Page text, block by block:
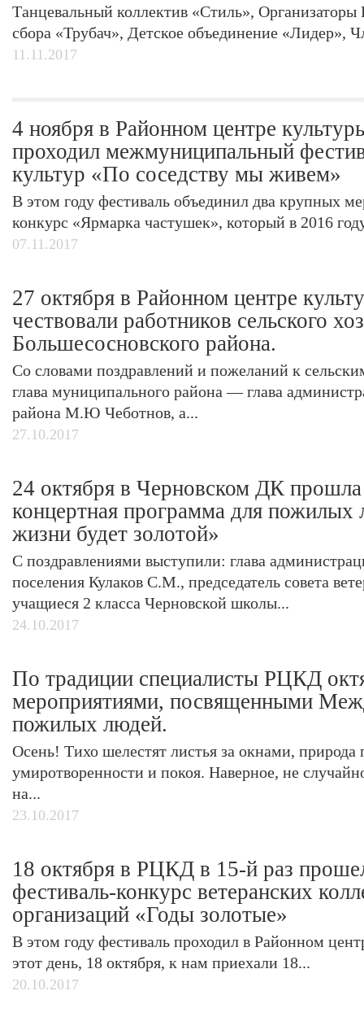
Танцевальный коллектив «Стиль»,
сбора «Трубач», Детское объединение «Лидер»,
11.11.2017
4 ноября в Районном центре
проходил межмуниципальный
культур «По соседству мы живем»
В этом году фестиваль объединил два крупных
конкурс «Ярмарка частушек», который в 2016
07.11.2017
27 октября в Районном центре
чествовали работников сельского
Большесосновского района.
Со словами поздравлений и пожеланий к
глава муниципального района — глава
района М.Ю Чеботнов, а...
27.10.2017
24 октября в Черновском ДК прошла
концертная программа для пожилых
жизни будет золотой»
С поздравлениями выступили: глава
поселения Кулаков С.М., председатель совета
учащиеся 2 класса Черновской школы...
24.10.2017
По традиции специалисты РЦКД
мероприятиями, посвященными
пожилых людей.
Осень! Тихо шелестят листья за окнами, природа
умиротворенности и покоя. Наверное, не
на...
23.10.2017
18 октября в РЦКД в 15-й раз
фестиваль-конкурс ветеранских
организаций «Годы золотые»
В этом году фестиваль проходил в Районном
этот день, 18 октября, к нам приехали 18...
20.10.2017